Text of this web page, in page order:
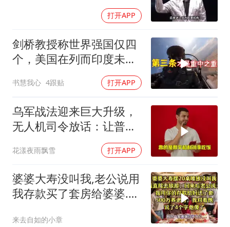
打开APP
剑桥教授称世界强国仅四
个，美国在列而印度未入
书慧我心 4跟贴 打开APP
乌军战法迎来巨大升级，
无人机司令放话：让普京
花漾夜雨飘雪 打开APP
婆婆大寿没叫我,老公说用
我存款买了套房给婆婆.我
来去自如的小章